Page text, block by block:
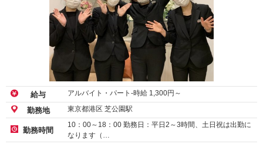
給与 アルバイト・パート-時給 1,300円～
勤務地 東京都港区 芝公園駅
勤務時間
10：00～18：00 勤務日：平日2～3時間、土日祝は出勤に
なります（…